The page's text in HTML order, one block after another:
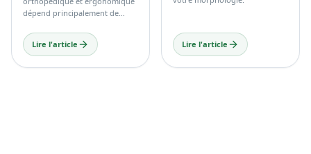
Le choix entre un matelas
orthopédique et ergonomique
dépend principalement de
votre confort personnel, de
votre morphologie et de vos
habitudes de sommeil.
choisir le matelas idéal selon